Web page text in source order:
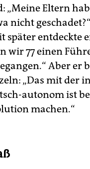
„Meine Eltern
nicht
später entdeckte
wir 77 einen
Aber er
„Das mit der
autonom ist
machen.“